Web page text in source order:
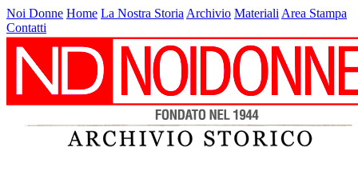
Noi Donne Home La Nostra Storia Archivio Materiali Area Stampa
Contatti